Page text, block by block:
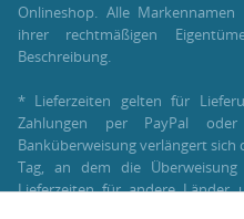
Onlineshop. Alle
ihrer rechtmäßigen
Beschreibung.
* Lieferzeiten gelten für
Zahlungen per PayPal
Banküberweisung verlängert sich
Tag, an dem die
Lieferzeiten für andere Länder